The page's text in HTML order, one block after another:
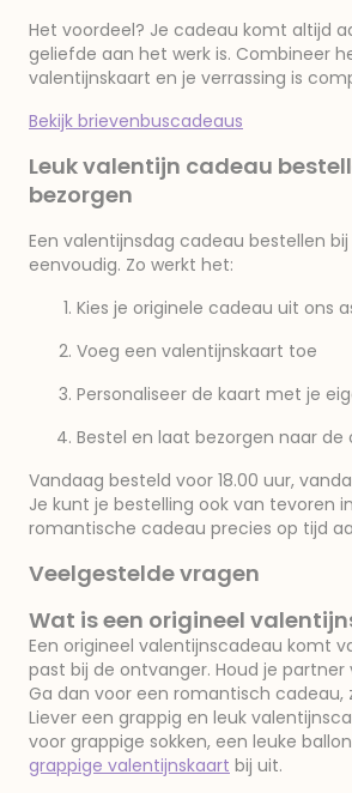
Het voordeel? Je cadeau komt altijd
geliefde aan het werk is. Combineer
valentijnskaart en je verrassing is
Bekijk brievenbuscadeaus
Leuk valentijn cadeau
bezorgen
Een valentijnsdag cadeau bestellen bij
eenvoudig. Zo werkt het:
Kies je originele cadeau uit ons
Voeg een valentijnskaart toe
Personaliseer de kaart met je
Bestel en laat bezorgen naar de
Vandaag besteld voor 18.00 uur,
Je kunt je bestelling ook van tevoren
romantische cadeau precies op tijd
Veelgestelde vragen
Wat is een origineel
Een origineel valentijnscadeau komt
past bij de ontvanger. Houd je
Ga dan voor een romantisch cadeau,
Liever een grappig en leuk
voor grappige sokken, een leuke
grappige valentijnskaart bij uit.